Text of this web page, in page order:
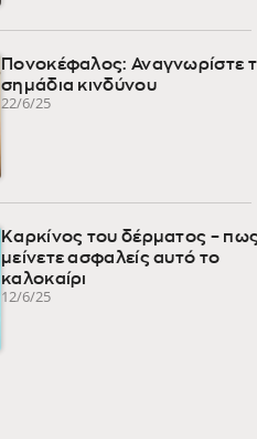
Πονοκέφαλος: Αναγνωρίστε
σημάδια κινδύνου
22/6/25
Καρκίνος του δέρματος –
μείνετε ασφαλείς αυτό το
καλοκαίρι
12/6/25